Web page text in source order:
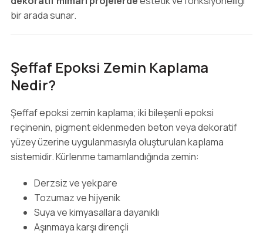
bir arada sunar.
Şeffaf Epoksi Zemin Kaplama
Nedir?
Şeffaf epoksi zemin kaplama; iki bileşenli epoksi
reçinenin, pigment eklenmeden beton veya dekoratif
yüzey üzerine uygulanmasıyla oluşturulan kaplama
sistemidir. Kürlenme tamamlandığında zemin:
Derzsiz ve yekpare
Tozumaz ve hijyenik
Suya ve kimyasallara dayanıklı
Aşınmaya karşı dirençli